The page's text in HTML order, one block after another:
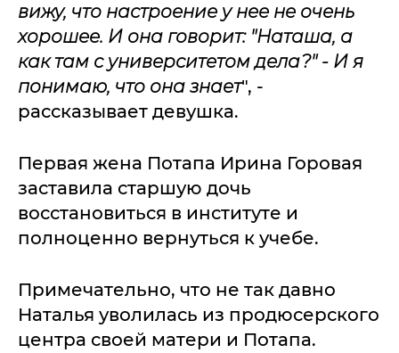
вижу, что настроение у нее не очень
хорошее. И она говорит: "Наташа, а
как там с университетом дела?" - И я
понимаю, что она знает", -
рассказывает девушка.
Первая жена Потапа Ирина Горовая
заставила старшую дочь
восстановиться в институте и
полноценно вернуться к учебе.
Примечательно, что не так давно
Наталья уволилась из продюсерского
центра своей матери и Потапа.